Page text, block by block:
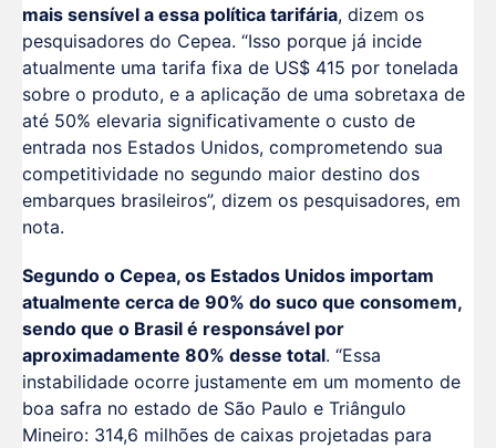
mais sensível a essa política tarifária, dizem os
pesquisadores do Cepea. “Isso porque já incide
atualmente uma tarifa fixa de US$ 415 por tonelada
sobre o produto, e a aplicação de uma sobretaxa de
até 50% elevaria significativamente o custo de
entrada nos Estados Unidos, comprometendo sua
competitividade no segundo maior destino dos
embarques brasileiros”, dizem os pesquisadores, em
nota.
Segundo o Cepea, os Estados Unidos importam
atualmente cerca de 90% do suco que consomem,
sendo que o Brasil é responsável por
aproximadamente 80% desse total. “Essa
instabilidade ocorre justamente em um momento de
boa safra no estado de São Paulo e Triângulo
Mineiro: 314,6 milhões de caixas projetadas para